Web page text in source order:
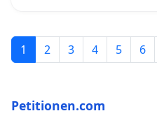
1 2 3 4 5 6
Petitionen.com